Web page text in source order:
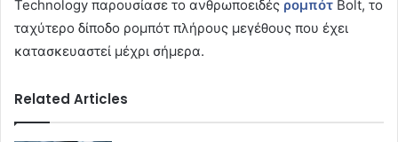
Technology παρουσίασε το ανθρωποειδές ρομπότ Bolt, το
ταχύτερο δίποδο ρομπότ πλήρους μεγέθους που έχει
κατασκευαστεί μέχρι σήμερα.
Related Articles